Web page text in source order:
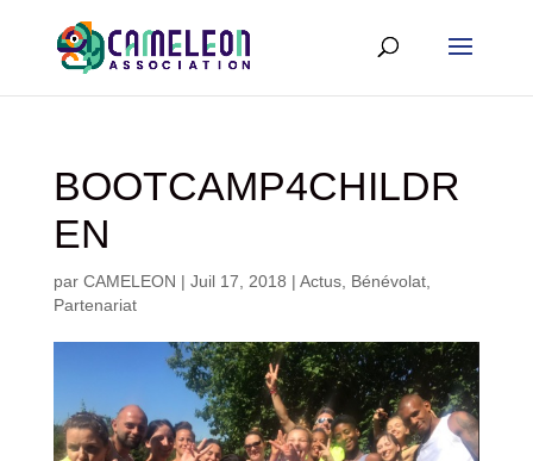
BOOTCAMP4CHILDR
EN
par CAMELEON | Juil 17, 2018 | Actus, Bénévolat,
Partenariat